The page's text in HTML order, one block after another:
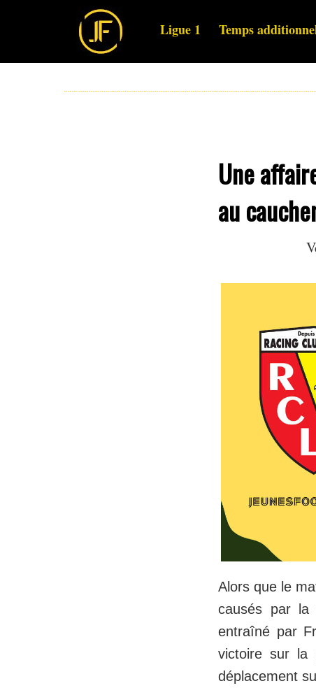
Ligue 1 Temps
Une
au
Alors que le
causés par la
entraîné par
victoire sur la
déplacement